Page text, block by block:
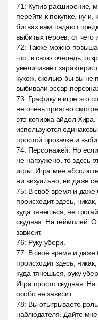
71: Купив расширение,
перейти к покупке, ну
битвах вам падают
выбитых героев, от чего
72: Также можно
что, в свою очередь,
увеличивает
кукож, сколько бы вы не
выбивали эссар
73: Графику в игре это
не очень приятно
это копирка айдол
используются
простой прокачке и
74: Персонажей. Но
не нагружено, то здесь
игры. Игра мне
ни визуально, ни даже
75: В своё время и
происходит здесь,
куда тянешься, не
скудная. На геймплей.
зависит.
76: Руку убери.
77: В своё время и
происходит здесь,
куда тянешься, руку
Игра просто скудная.
особо не зависит.
78: Вы отыгрываете
наблюдателя. Дайте мне